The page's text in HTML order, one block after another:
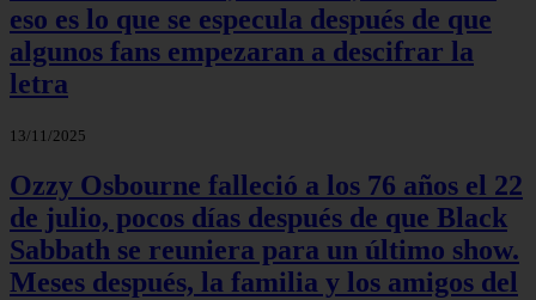
eso es lo que se especula después de que
algunos fans empezaran a descifrar la
letra
13/11/2025
Ozzy Osbourne falleció a los 76 años el 22
de julio, pocos días después de que Black
Sabbath se reuniera para un último show.
Meses después, la familia y los amigos del